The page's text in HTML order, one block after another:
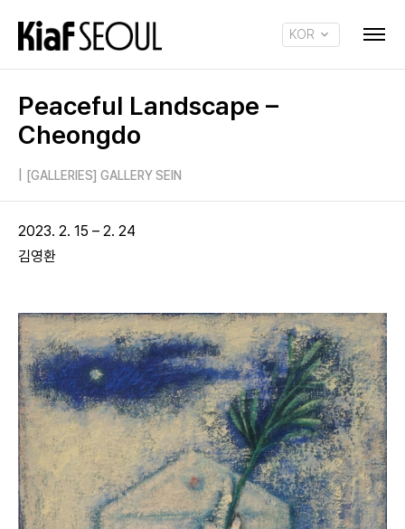
KOR
Peaceful Landscape –
Cheongdo
[GALLERIES] GALLERY SEIN
2023. 2. 15 – 2. 24
김영환